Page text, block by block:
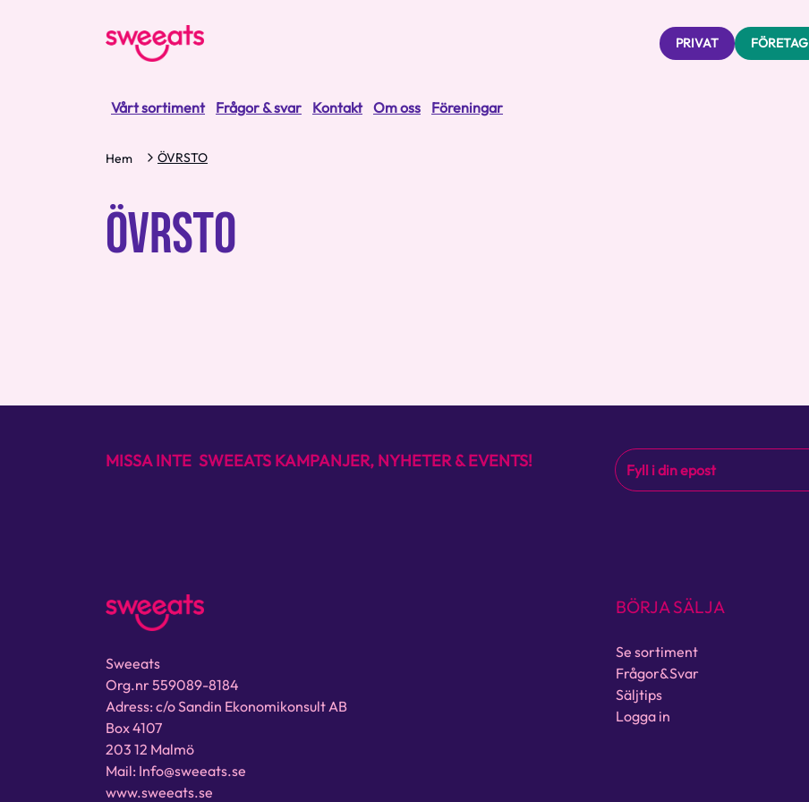
PRIVAT FÖRETAG
Vårt sortiment Frågor & svar Kontakt Om oss Föreningar
Hem ÖVRSTO
ÖVRSTO
MISSA INTE SWEEATS KAMPANJER, NYHETER & EVENTS!
Sweeats
Org.nr 559089-8184
Adress: c/o Sandin Ekonomikonsult AB
Box 4107
203 12 Malmö
Mail: Info@sweeats.se
www.sweeats.se
BÖRJA SÄLJA
Se sortiment
Frågor&Svar
Säljtips
Logga in